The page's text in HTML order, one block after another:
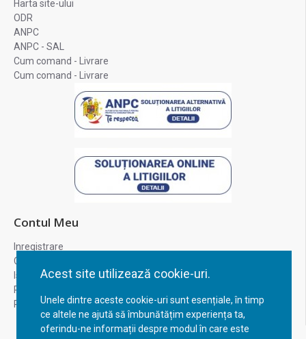
Acest site utilizează cookie-uri.
Unele dintre aceste cookie-uri sunt esențiale, în timp
ce altele ne ajută să îmbunătățim experiența ta,
oferindu-ne informații despre modul în care este
Harta site-ului
ODR
ANPC
ANPC - SAL
Cum comand - Livrare
Cum comand - Livrare
Contul Meu
Inregistrare
Contul meu
Istoric comenzi
Recuperare parola
Returnare produs